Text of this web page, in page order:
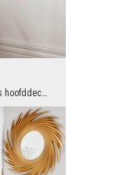
Soms geef je het gebruik van fotobehang als hoofddecoratie in het interieur op, omdat je denkt da...